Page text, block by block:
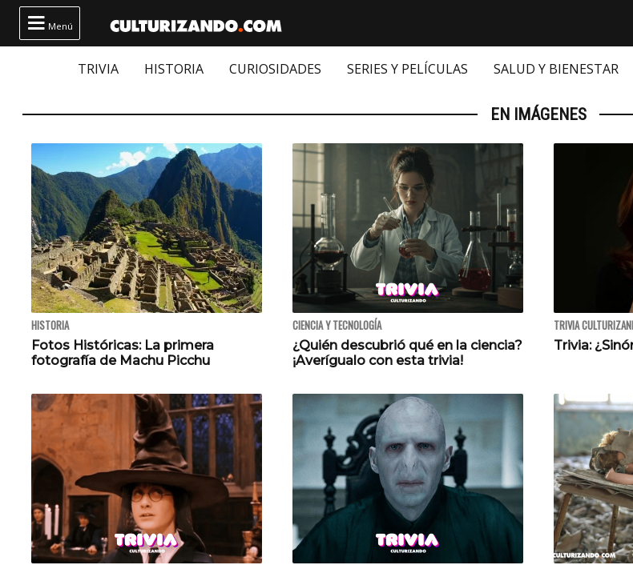
 Menú
TRIVIA HISTORIA CURIOSIDADES SERIES Y PELÍCULAS SALUD Y BIENESTAR
EN IMÁGENES
HISTORIA
Fotos Históricas: La primera
fotografía de Machu Picchu
CIENCIA Y TECNOLOGÍA
¿Quién descubrió qué en la ciencia?
¡Averígualo con esta trivia!
TRIVIA
Trivia: